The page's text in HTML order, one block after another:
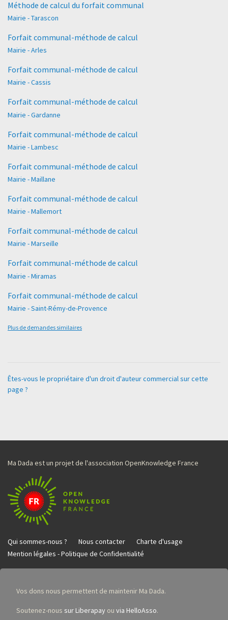
Méthode de calcul du forfait communal
Mairie - Tarascon
Forfait communal-méthode de calcul
Mairie - Arles
Forfait communal-méthode de calcul
Mairie - Cassis
Forfait communal-méthode de calcul
Mairie - Gardanne
Forfait communal-méthode de calcul
Mairie - Lambesc
Forfait communal-méthode de calcul
Mairie - Maillane
Forfait communal-méthode de calcul
Mairie - Mallemort
Forfait communal-méthode de calcul
Mairie - Marseille
Forfait communal-méthode de calcul
Mairie - Miramas
Forfait communal-méthode de calcul
Mairie - Saint-Rémy-de-Provence
Plus de demandes similaires
Êtes-vous le propriétaire d'un droit d'auteur commercial sur cette
page ?
Ma Dada est un projet de l'association OpenKnowledge France
Qui sommes-nous ? Nous contacter
Charte d'usage
Mention légales - Politique de Confidentialité
Vos dons nous permettent de maintenir Ma Dada.
Soutenez-nous sur Liberapay ou via HelloAsso.